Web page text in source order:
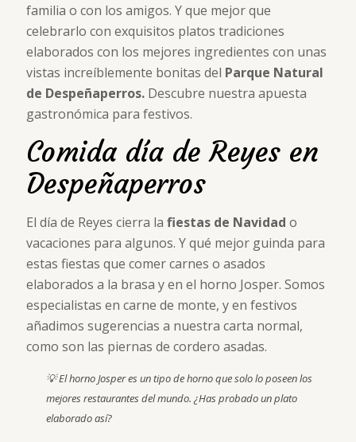
familia o con los amigos. Y que mejor que
celebrarlo con exquisitos platos tradiciones
elaborados con los mejores ingredientes con unas
vistas increíblemente bonitas del Parque Natural
de Despeñaperros. Descubre nuestra apuesta
gastronómica para festivos.
Comida día de Reyes en
Despeñaperros
El día de Reyes cierra la fiestas de Navidad o
vacaciones para algunos. Y qué mejor guinda para
estas fiestas que comer carnes o asados
elaborados a la brasa y en el horno Josper. Somos
especialistas en carne de monte, y en festivos
añadimos sugerencias a nuestra carta normal,
como son las piernas de cordero asadas.
💡 El horno Josper es un tipo de horno que solo lo poseen los
mejores restaurantes del mundo. ¿Has probado un plato
elaborado así?